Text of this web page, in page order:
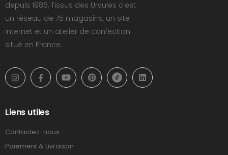
depuis 1986, Tissus des Ursules c'est
un réseau de 75 magasins, un site
Internet et un atelier de confection
situé en France.
Liens utiles
Contactez-nous
Paiement & Livraison